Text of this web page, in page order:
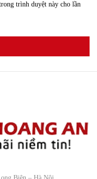
trình duyệt này cho lần